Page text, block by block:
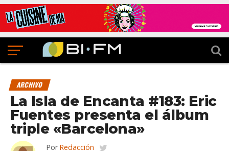
ARCHIVO
La Isla de Encanta #183: Eric
Fuentes presenta el álbum
triple «Barcelona»
Por Redacción